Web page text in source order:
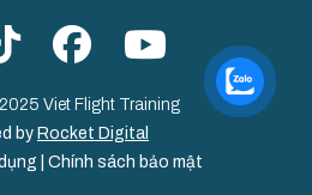
Viet Flight Training
by Rocket Digital
Chính sách bảo mật